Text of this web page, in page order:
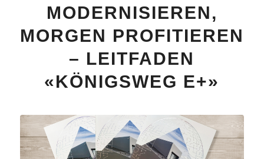
MODERNISIEREN,
MORGEN PROFITIEREN
– LEITFADEN
«KÖNIGSWEG E+»